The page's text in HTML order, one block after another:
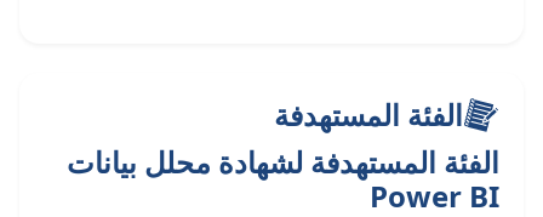
الفئة المستهدفة
الفئة المستهدفة لشهادة محلل بيانات
Power BI